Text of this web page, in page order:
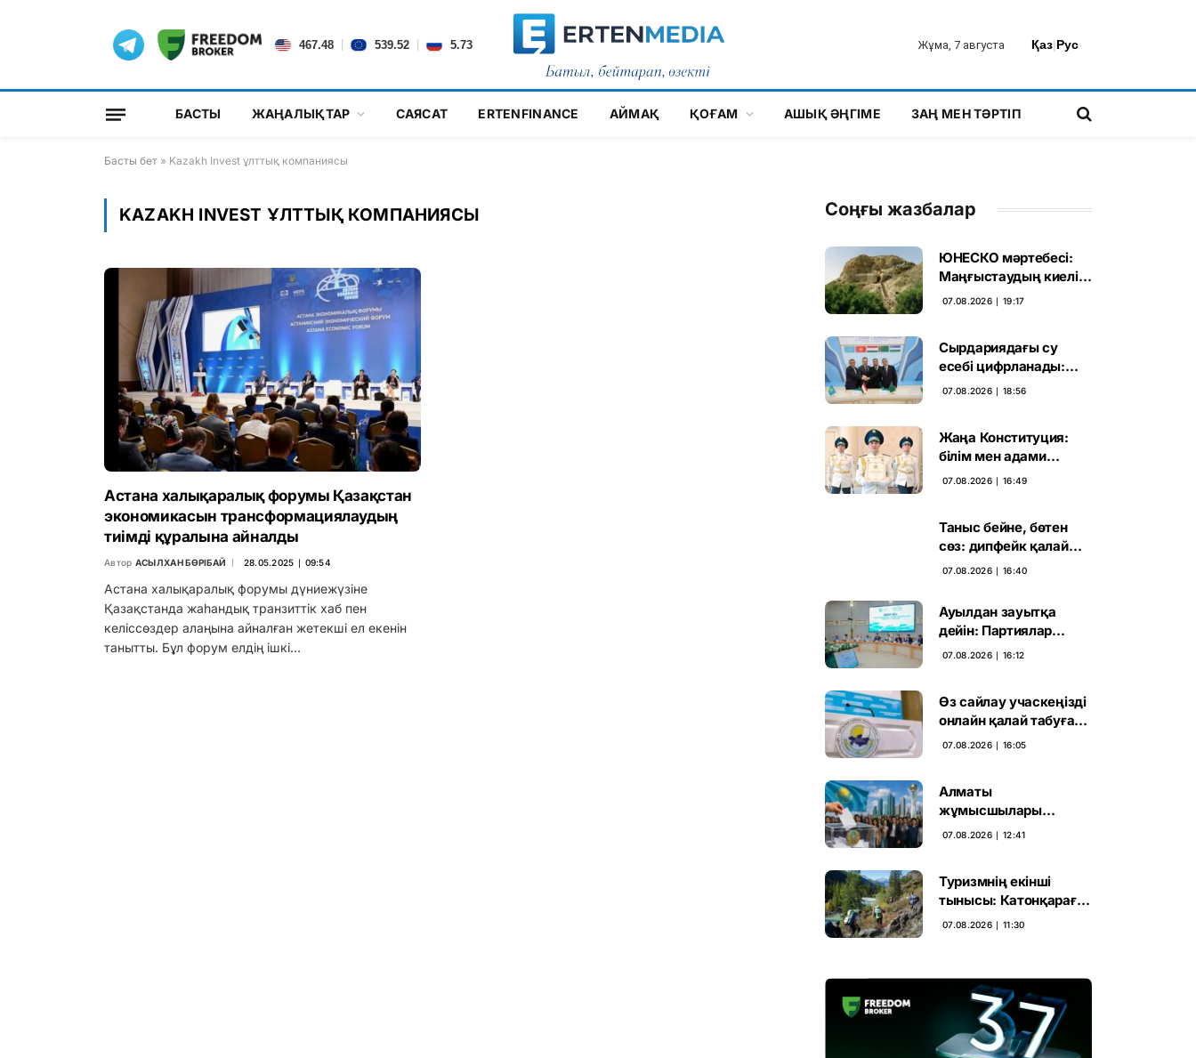
467.48 539.52 5.73 Жұма, 7 августа Қаз|Рус
БАСТЫ ЖАҢАЛЫҚТАР САЯСАТ ERTENFINANCE АЙМАҚ ҚОҒАМ АШЫҚ ӘҢГІМЕ ЗАҢ МЕН ТӘРТІП
Басты бет » Kazakh Invest ұлттық компаниясы
KAZAKH INVEST ҰЛТТЫҚ КОМПАНИЯСЫ
Астана халықаралық форумы Қазақстан
экономикасын трансформациялаудың
тиімді құралына айналды
Автор АСЫЛХАН БӨРІБАЙ 28.05.2025 ∣ 09:54
Астана халықаралық форумы дүниежүзіне
Қазақстанда жаһандық транзиттік хаб пен
келіссөздер алаңына айналған жетекші ел екенін
танытты. Бұл форум елдің ішкі…
Соңғы жазбалар
ЮНЕСКО мәртебесі:
Маңғыстаудың киелі
мұрасын қорғаудың
07.08.2026 ∣ 19:17
Сырдариядағы су
есебі цифрланады:
Орталық Азия ортақ
07.08.2026 ∣ 18:56
Жаңа Конституция:
білім мен адами
капиталға салынған
07.08.2026 ∣ 16:49
Таныс бейне, бөтен
сөз: дипфейк қалай
жұмыс істейді
07.08.2026 ∣ 16:40
Ауылдан зауытқа
дейін: Партиялар
сайлаушымен бетпе-
07.08.2026 ∣ 16:12
Өз сайлау учаскеңізді
онлайн қалай табуға
болады
07.08.2026 ∣ 16:05
Алматы
жұмысшылары
Құрылтай сайлауына
07.08.2026 ∣ 12:41
Туризмнің екінші
тынысы: Катонқарағай
мен Марқакөлге
07.08.2026 ∣ 11:30